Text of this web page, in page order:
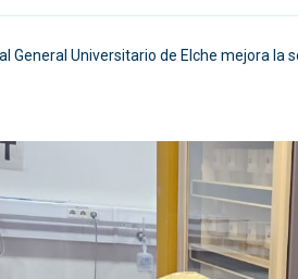
General Universitario de Elche mejora